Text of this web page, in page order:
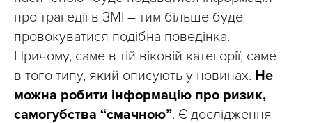
про трагедії в ЗМІ – тим більше буде
провокуватися подібна поведінка.
Причому, саме в тій віковій категорії, саме
в того типу, який описують у новинах. Не
можна робити інформацію про ризик,
самогубства “смачною”. Є дослідження